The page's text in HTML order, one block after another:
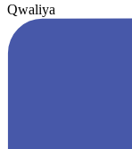
Qwaliya